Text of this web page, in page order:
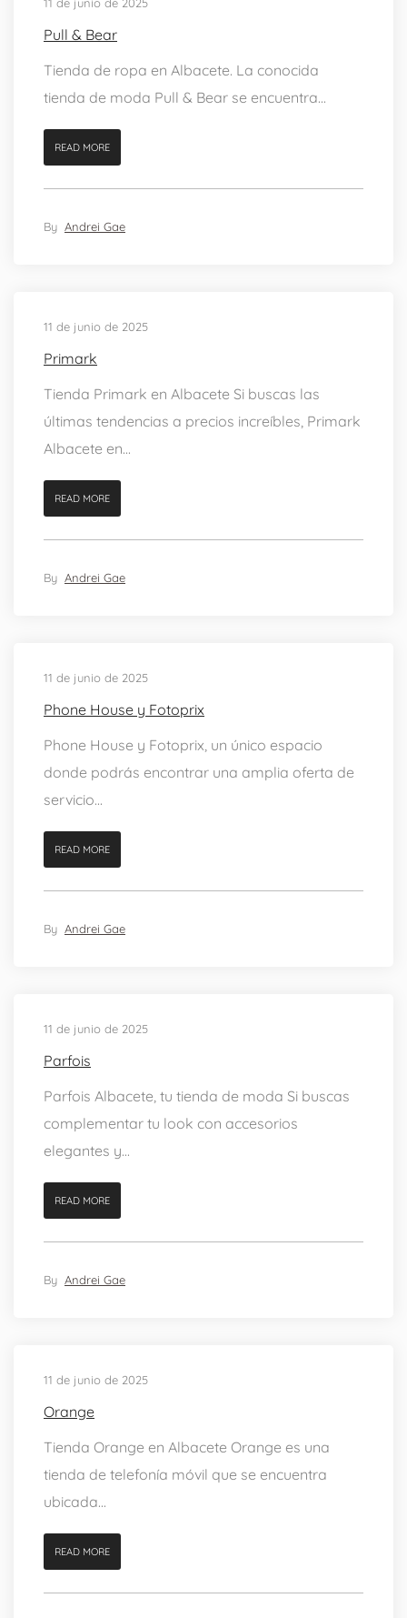
11 de junio de 2025
Pull & Bear
Tienda de ropa en Albacete. La conocida
tienda de moda Pull & Bear se encuentra...
READ MORE
By Andrei Gae
11 de junio de 2025
Primark
Tienda Primark en Albacete Si buscas las
últimas tendencias a precios increíbles, Primark
Albacete en...
READ MORE
By Andrei Gae
11 de junio de 2025
Phone House y Fotoprix
Phone House y Fotoprix, un único espacio
donde podrás encontrar una amplia oferta de
servicio...
READ MORE
By Andrei Gae
11 de junio de 2025
Parfois
Parfois Albacete, tu tienda de moda Si buscas
complementar tu look con accesorios
elegantes y...
READ MORE
By Andrei Gae
11 de junio de 2025
Orange
Tienda Orange en Albacete Orange es una
tienda de telefonía móvil que se encuentra
ubicada...
READ MORE